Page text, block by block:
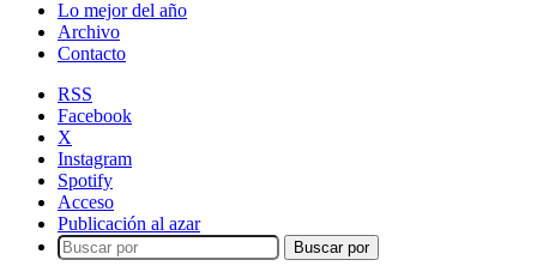
Lo mejor del año
Archivo
Contacto
RSS
Facebook
X
Instagram
Spotify
Acceso
Publicación al azar
Buscar por